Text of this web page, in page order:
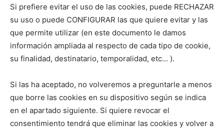
Si prefiere evitar el uso de las cookies, puede RECHAZAR
su uso o puede CONFIGURAR las que quiere evitar y las
que permite utilizar (en este documento le damos
información ampliada al respecto de cada tipo de cookie,
su finalidad, destinatario, temporalidad, etc... ).
Si las ha aceptado, no volveremos a preguntarle a menos
que borre las cookies en su dispositivo según se indica
en el apartado siguiente. Si quiere revocar el
consentimiento tendrá que eliminar las cookies y volver a